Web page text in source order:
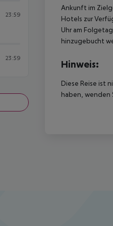
23:59
23:59
Ankunft im
Hotels zur
Uhr am
hinzugebucht
Hinweis:
Diese Reise ist
haben, wenden